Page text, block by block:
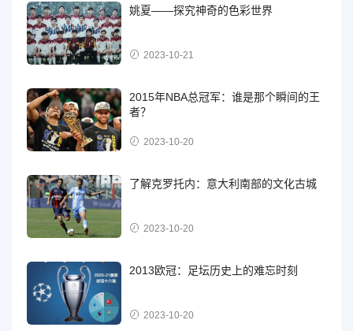
姚夏——探究神奇的色彩世界
2023-10-21
2015年NBA总冠军：谁是那个瞬间的王
者？
2023-10-20
了解克罗托内：意大利南部的文化古城
2023-10-20
2013欧冠：足坛历史上的难忘时刻
2023-10-20